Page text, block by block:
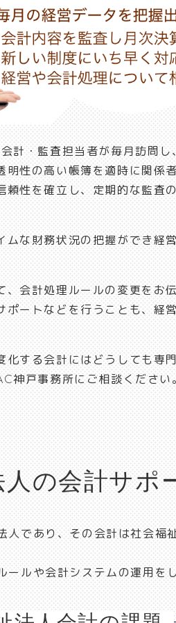
計・監査担当者が毎月訪問し
明性の高い帳簿を適時に関係
頼性を確立し、定期的な監査
ムな財務状況の把握ができ経
会計処理ルールの変更をお
ポートなどを行うことも、経
化する会計にはどうしても専
神戸事務所にご相談ください
の会計サポ
であり、その会計は社会福
ルや会計システムの運用を